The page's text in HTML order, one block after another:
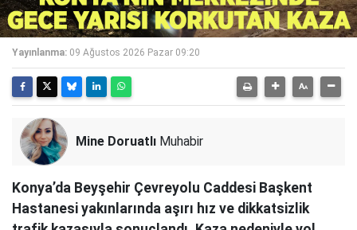
Yayınlanma: 09 Ağustos 2026 Pazar 09:20
Mine Doruatlı Muhabir
Konya’da Beyşehir Çevreyolu Caddesi Başkent
Hastanesi yakınlarında aşırı hız ve dikkatsizlik